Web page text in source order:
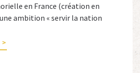
en France (création en
ambition « servir la nation
Afin d’atteindre cet objectif,
entretient des liens amicaux
>